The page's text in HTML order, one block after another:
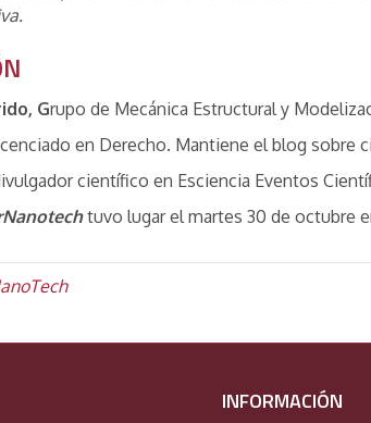
Grupo de Mecánica Estructural y
en Derecho. Mantiene el blog sobre
científico en Esciencia Eventos
tuvo lugar el martes 30 de octubre
INFORMACIÓN